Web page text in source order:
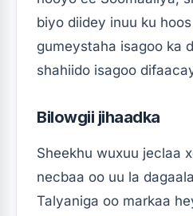
biyo diidey inuu ku
gumeystaha isagoo ka
shahiido isagoo
Bilowgii jihaadka
Sheekhu wuxuu jeclaa
necbaa oo uu la
Talyaniga oo markaa